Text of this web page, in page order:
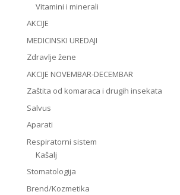
Vitamini i minerali
AKCIJE
MEDICINSKI UREDAJI
Zdravlje žene
AKCIJE NOVEMBAR-DECEMBAR
Zaštita od komaraca i drugih insekata
Salvus
Aparati
Respiratorni sistem
Kašalj
Stomatologija
Brend/Kozmetika